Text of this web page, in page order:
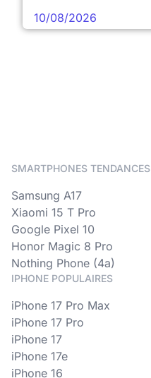
10/08/2026
SMARTPHONES TENDANCES
Samsung A17
Xiaomi 15 T Pro
Google Pixel 10
Honor Magic 8 Pro
Nothing Phone (4a)
IPHONE POPULAIRES
iPhone 17 Pro Max
iPhone 17 Pro
iPhone 17
iPhone 17e
iPhone 16